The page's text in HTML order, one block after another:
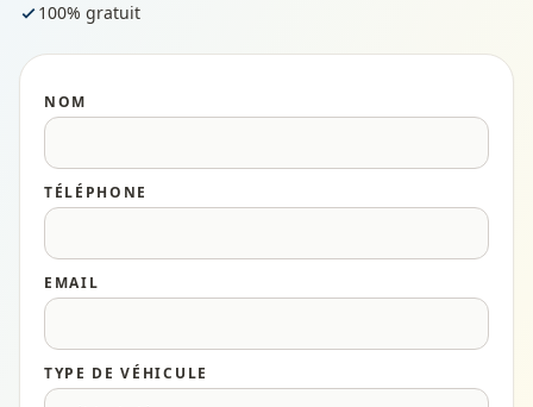
100% gratuit
NOM
TÉLÉPHONE
EMAIL
TYPE DE VÉHICULE